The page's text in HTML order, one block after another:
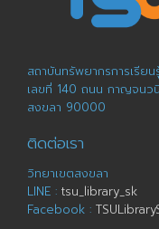
สถาบันทรัพยากรการเรียน
เลขที่ 140 ถนน กาญจนว
สงขลา 90000
ติดต่อเรา
วิทยาเขตสงขลา
LINE : tsu_library_sk
Facebook :